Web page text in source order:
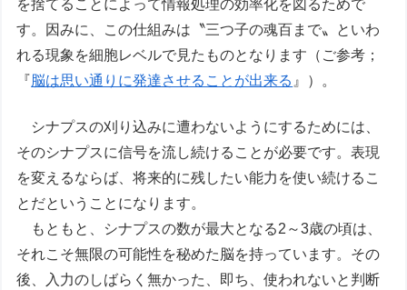
を捨てることによって情報処理の効率化を図るためで
す。因みに、この仕組みは〝三つ子の魂百まで〟といわ
れる現象を細胞レベルで見たものとなります（ご参考；
『 脳は思い通りに発達させることが出来る 』）。
シナプスの刈り込みに遭わないようにするためには、
そのシナプスに信号を流し続けることが必要です。表現
を変えるならば、将来的に残したい能力を使い続けるこ
とだということになります。
もともと、シナプスの数が最大となる2～3歳の頃は、
それこそ無限の可能性を秘めた脳を持っています。その
後、入力のしばらく無かった、即ち、使われないと判断